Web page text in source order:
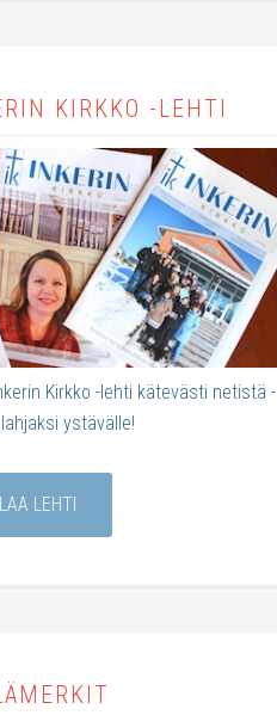
KIRKKO -LEHTI
Kirkko -lehti kätevästi netistä -
ystävälle!
LEHTI